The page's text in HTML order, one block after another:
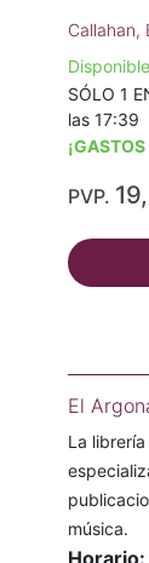
Callahan,
Disponible
SÓLO 1
las 17:39
PVP.
El
La
música.